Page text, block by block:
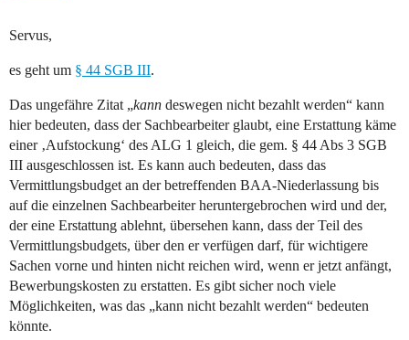
Servus,
es geht um § 44 SGB III.
Das ungefähre Zitat „kann deswegen nicht bezahlt werden“ kann
hier bedeuten, dass der Sachbearbeiter glaubt, eine Erstattung käme
einer ‚Aufstockung‘ des ALG 1 gleich, die gem. § 44 Abs 3 SGB
III ausgeschlossen ist. Es kann auch bedeuten, dass das
Vermittlungsbudget an der betreffenden BAA-Niederlassung bis
auf die einzelnen Sachbearbeiter heruntergebrochen wird und der,
der eine Erstattung ablehnt, übersehen kann, dass der Teil des
Vermittlungsbudgets, über den er verfügen darf, für wichtigere
Sachen vorne und hinten nicht reichen wird, wenn er jetzt anfängt,
Bewerbungskosten zu erstatten. Es gibt sicher noch viele
Möglichkeiten, was das „kann nicht bezahlt werden“ bedeuten
könnte.